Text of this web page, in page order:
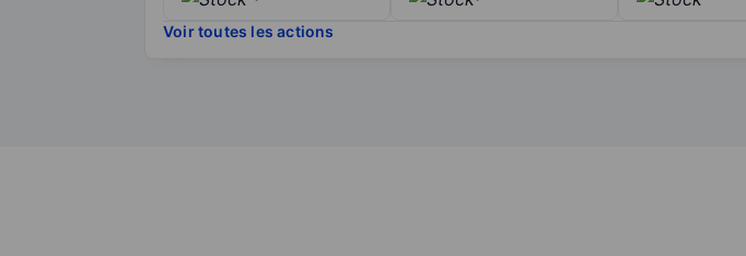
Voir toutes les actions